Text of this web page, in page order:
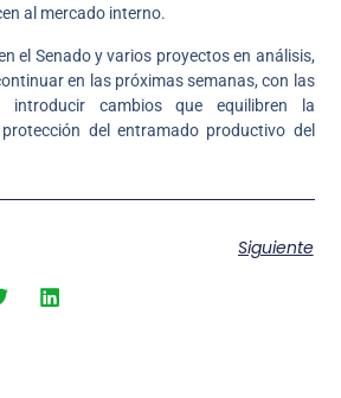
al mercado interno.
el Senado y varios proyectos en análisis,
en las próximas semanas, con las
introducir cambios que equilibren la
del entramado productivo del
Siguiente